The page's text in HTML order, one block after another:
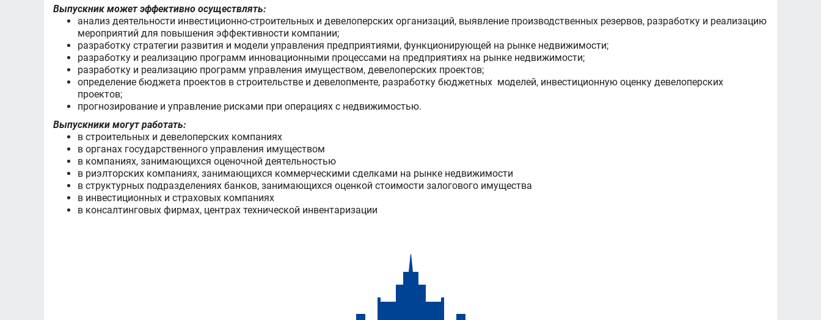
Выпускник может эффективно осуществлять:
анализ деятельности инвестиционно-строительных и девелоперских организаций, выявление производственных резервов, разработку и реализацию
мероприятий для повышения эффективности компании;
разработку стратегии развития и модели управления предприятиями, функционирующей на рынке недвижимости;
разработку и реализацию программ инновационными процессами на предприятиях на рынке недвижимости;
разработку и реализацию программ управления имуществом, девелоперских проектов;
определение бюджета проектов в строительстве и девелопменте, разработку бюджетных моделей, инвестиционную оценку девелоперских
проектов;
прогнозирование и управление рисками при операциях с недвижимостью.
Выпускники могут работать:
в строительных и девелоперских компаниях
в органах государственного управления имуществом
в компаниях, занимающихся оценочной деятельностью
в риэлторских компаниях, занимающихся коммерческими сделками на рынке недвижимости
в структурных подразделениях банков, занимающихся оценкой стоимости залогового имущества
в инвестиционных и страховых компаниях
в консалтинговых фирмах, центрах технической инвентаризации